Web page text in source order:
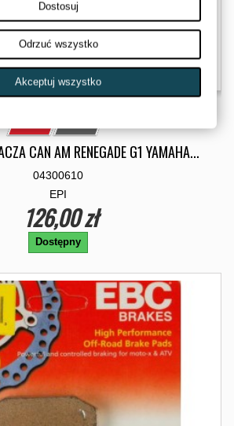
CAN AM RENEGADE G1 YAMAHA...
04300610
EPI
126,00 zł
Dostępny
Dostosuj
Odrzuć wszystko
Akceptuj wszystko